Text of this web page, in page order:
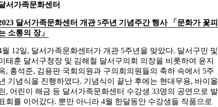
서가족문화센터
달서가족문화센터 개관 5주년 기념주간 행사 「 문화가 꽃피
소통의 장」
월 12일, 달서가족문화센터가 개관 5주년을 맞았다. 달서구민 및
태훈 달서구청장 및 김해철 달서구의회 의장을 비롯하여 윤지
, 홍석준, 김용판 국회의원과 구의회의원들의 축하 속에서 5주
기념식을 진행하였다. 기념식이 끝난 후에는 현대무용, 바이올
, 어린이 해금 등 달서가족문화센터 수강생 33명의 공연으로 발
회를 이어갔다. 뿐만 아니라 4월 한달동안 수강생들 작품으로